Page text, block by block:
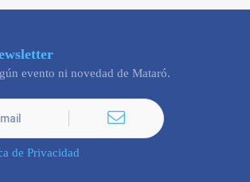
evento ni novedad de Mataró.
de Privacidad